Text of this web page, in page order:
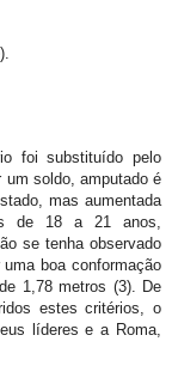
foi substituído pelo
um soldo, amputado é
mas aumentada
de 18 a 21 anos,
se tenha observado
boa conformação
1,78 metros (3). De
estes critérios, o
líderes e a Roma,